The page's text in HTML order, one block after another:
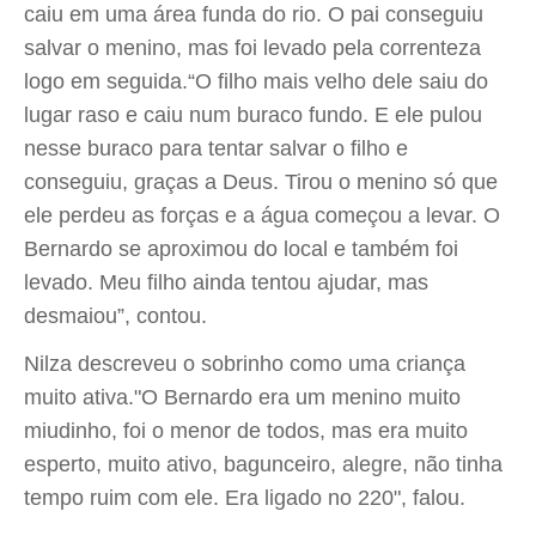
caiu em uma área funda do rio. O pai conseguiu
salvar o menino, mas foi levado pela correnteza
logo em seguida.“O filho mais velho dele saiu do
lugar raso e caiu num buraco fundo. E ele pulou
nesse buraco para tentar salvar o filho e
conseguiu, graças a Deus. Tirou o menino só que
ele perdeu as forças e a água começou a levar. O
Bernardo se aproximou do local e também foi
levado. Meu filho ainda tentou ajudar, mas
desmaiou”, contou.
Nilza descreveu o sobrinho como uma criança
muito ativa."O Bernardo era um menino muito
miudinho, foi o menor de todos, mas era muito
esperto, muito ativo, bagunceiro, alegre, não tinha
tempo ruim com ele. Era ligado no 220", falou.